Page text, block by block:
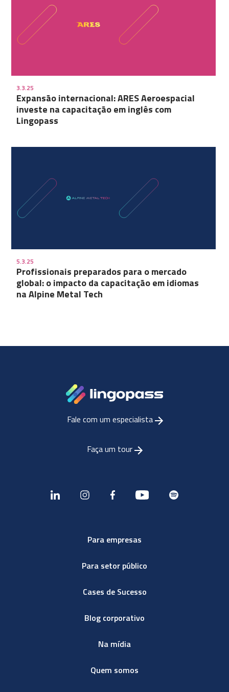
3.3.25
Expansão internacional: ARES Aeroespacial
investe na capacitação em inglês com
Lingopass
5.3.25
Profissionais preparados para o mercado
global: o impacto da capacitação em idiomas
na Alpine Metal Tech
Fale com um especialista
Faça um tour
Para empresas
Para setor público
Cases de Sucesso
Blog corporativo
Na mídia
Quem somos